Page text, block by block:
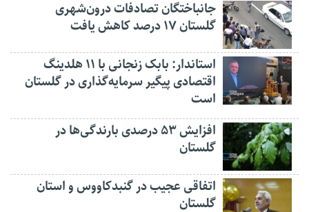
جانباختگان تصادفات درون‌شهری
گلستان ۱۷ درصد کاهش یافت
استاندار: بابک زنجانی با ۱۱ هلدینگ
اقتصادی پیگیر سرمایه‌گذاری در گلستان
است
افزایش ۵۳ درصدی بارندگی‌ها در
گلستان
اتفاقی عجیب در‌ گنبدکاووس و استان
گلستان